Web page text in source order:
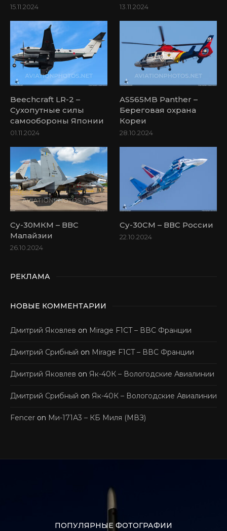
15.11.2024 13.11.2024
Beechcraft LR-2 –
Сухопутные силы
самообороны Японии
01.11.2024
AS565MB Panther –
Береговая охрана
Кореи
28.10.2024
Су-30МКМ – ВВС
Малайзии
26.10.2024
Су-30СМ – ВВС России
22.10.2024
РЕКЛАМА
НОВЫЕ КОММЕНТАРИИ
Дмитрий Яковлев on Mirage F1CT – ВВС Франции
Дмитрий Срибный on Mirage F1CT – ВВС Франции
Дмитрий Яковлев on Як-40К – Вологодские Авиалинии
Дмитрий Срибный on Як-40К – Вологодские Авиалинии
Fencer on Ми-171А3 – КБ Миля (МВЗ)
ПОПУЛЯРНЫЕ ФОТОГРАФИИ